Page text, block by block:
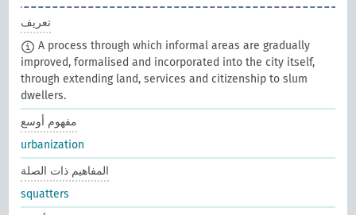
تعريف
A process through which informal areas are gradually
improved, formalised and incorporated into the city itself,
through extending land, services and citizenship to slum
dwellers.
مفهوم أوسع
urbanization
المفاهيم ذات الصلة
squatters